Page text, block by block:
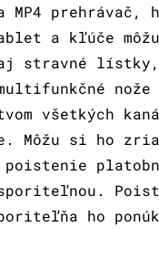
MP4
a kľúče
stravné lístky,
všetkých
Môžu si ho
sporiteľnou.
ho